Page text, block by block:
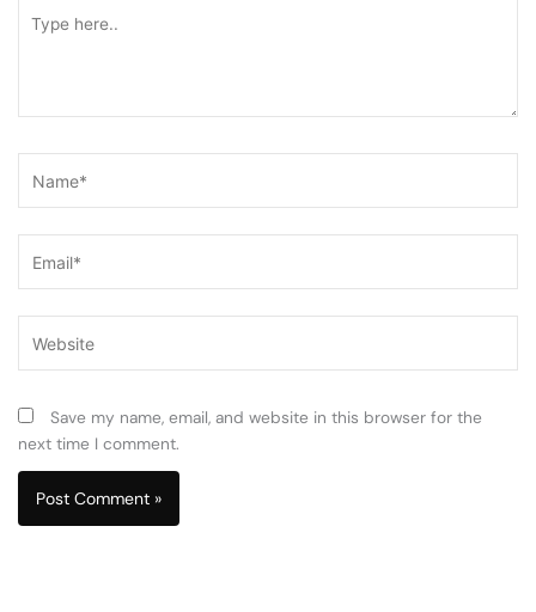
here..
Save my name, email, and website in this browser for the
next time I comment.